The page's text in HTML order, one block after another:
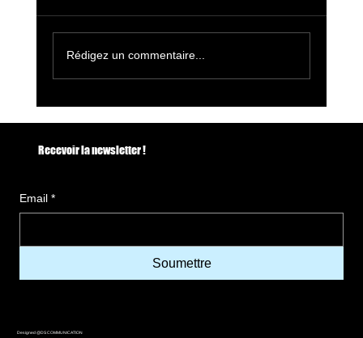
Rédigez un commentaire...
Email *
Soumettre
Recevoir la newsletter !
Designed @DS COMMUNICATION